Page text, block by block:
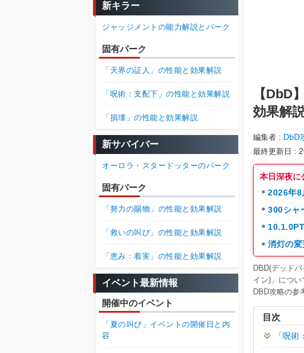
【DbD】
効果解
編集者 DbD
最終更新日
本日深夜に
2026年8
300シャ
消灯の
DBD(デッド
イン)」につい
DBD攻略の参
目次
「呪
新キラー
ジャッジメントの能力解説とパーク
固有パーク
「天界の証人」の性能と効果解説
「呪術：支配下」の性能と効果解説
「損壊」の性能と効果解説
新サバイバー
オーロラ・スタードッターのパーク
固有パーク
「努力の賜物」の性能と効果解説
「救いの叫び」の性能と効果解説
「恵み：着実」の性能と効果解説
イベント最新情報
開催中のイベント
「夏の叫び」イベントの開催日と内
容